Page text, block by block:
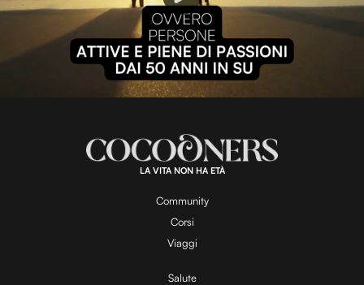
P
l
a
y
V
:
1
0
0
.
0
LA VITA NON HA ETÀ
Community
Corsi
Viaggi
Salute